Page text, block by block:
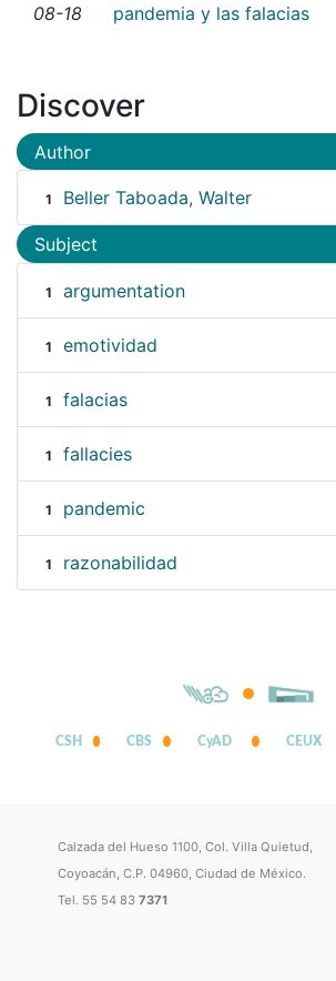
08-18
pandemia y las falacias
Discover
Author
1 Beller Taboada, Walter
Subject
1 argumentation
1 emotividad
1 falacias
1 fallacies
1 pandemic
1 razonabilidad
CSH CBS CyAD CEUX
Calzada del Hueso 1100, Col. Villa Quietud,
Coyoacán, C.P. 04960, Ciudad de México.
Tel. 55 54 837371